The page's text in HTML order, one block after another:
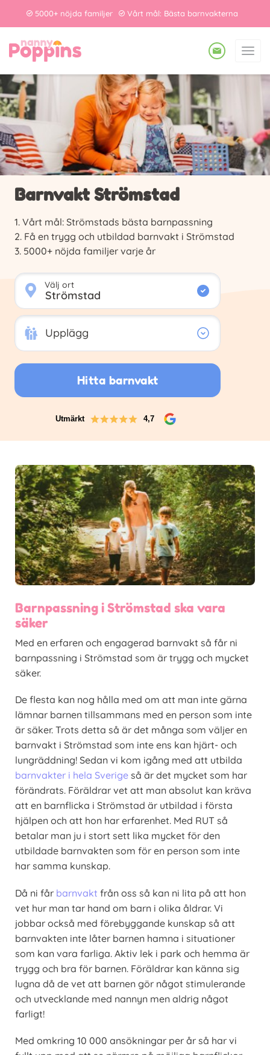
5000+ nöjda familjer Vårt mål: Bästa barnvakterna
Barnvakt Strömstad
Vårt mål: Strömstads bästa barnpassning
Få en trygg och utbildad barnvakt i Strömstad
5000+ nöjda familjer varje år
Välj ort
Upplägg
Upplägg
Hitta barnvakt
Utmärkt 4,7
Barnpassning i Strömstad ska vara
säker
Med en erfaren och engagerad barnvakt så får ni
barnpassning i Strömstad som är trygg och mycket
säker.
De flesta kan nog hålla med om att man inte gärna
lämnar barnen tillsammans med en person som inte
är säker. Trots detta så är det många som väljer en
barnvakt i Strömstad som inte ens kan hjärt- och
lungräddning! Sedan vi kom igång med att utbilda
barnvakter i hela Sverige så är det mycket som har
förändrats. Föräldrar vet att man absolut kan kräva
att en barnflicka i Strömstad är utbildad i första
hjälpen och att hon har erfarenhet. Med RUT så
betalar man ju i stort sett lika mycket för den
utbildade barnvakten som för en person som inte
har samma kunskap.
Då ni får barnvakt från oss så kan ni lita på att hon
vet hur man tar hand om barn i olika åldrar. Vi
jobbar också med förebyggande kunskap så att
barnvakten inte låter barnen hamna i situationer
som kan vara farliga. Aktiv lek i park och hemma är
trygg och bra för barnen. Föräldrar kan känna sig
lugna då de vet att barnen gör något stimulerande
och utvecklande med nannyn men aldrig något
farligt!
Med omkring 10 000 ansökningar per år så har vi